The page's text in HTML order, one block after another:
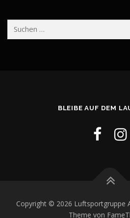
Suchen
BLEIBE AUF DEM
Copyright © 2026 Luftsportgruppe
Theme von